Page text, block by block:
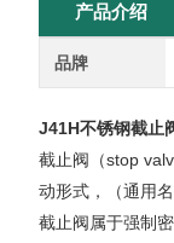
产品介绍
品牌
J41H不锈钢截止
截止阀（stop
动形式，（通用
截止阀属于强制